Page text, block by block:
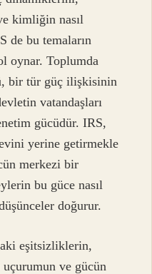
kimliğin nasıl
de bu temaların
oynar. Toplumda
bir tür güç ilişkisinin
vatandaşları
gücüdür. IRS,
yerine getirmekle
merkezi bir
bu güce nasıl
doğurur.
eşitsizliklerin,
ve gücün